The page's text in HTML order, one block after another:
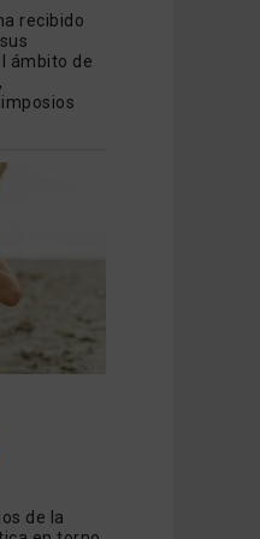
recibido
ámbito de
de la